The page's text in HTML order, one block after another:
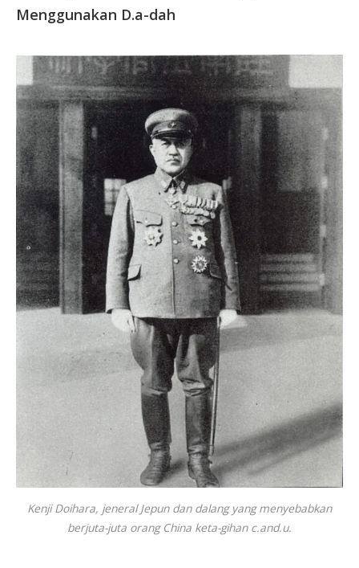
Menggunakan D.a-dah
Kenji Doihara, jeneral Jepun dan dalang yang menyebabkan
berjuta-juta orang China keta-gihan c.and.u.